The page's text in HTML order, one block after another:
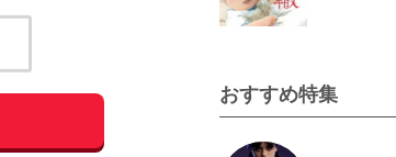
おすすめ特集